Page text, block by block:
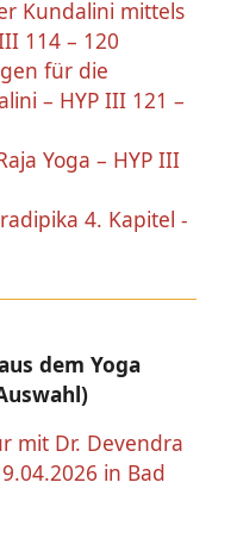
Kundalini mittels
114 – 120
für die
– HYP III 121 –
Yoga – HYP III
4. Kapitel -
dem Yoga
mit Dr. Devendra
in Bad